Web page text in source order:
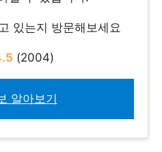
있는지 방문해보세요
(2004)
알아보기